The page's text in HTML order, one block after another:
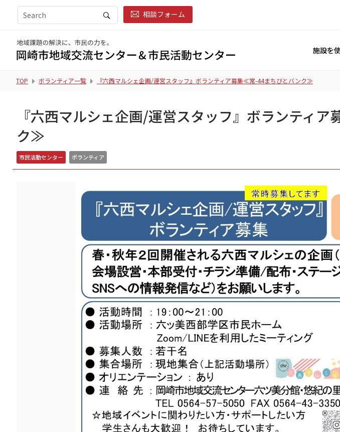
相談フォーム
施設を
TOP ボランティア一覧 『六西マルシェ企画/運営スタッフ』ボランティア募集≪常-44まちびとバンク≫
『六西マルシェ企画/運営スタッフ』ボランティ
ク≫
市民活動センター ボランティア